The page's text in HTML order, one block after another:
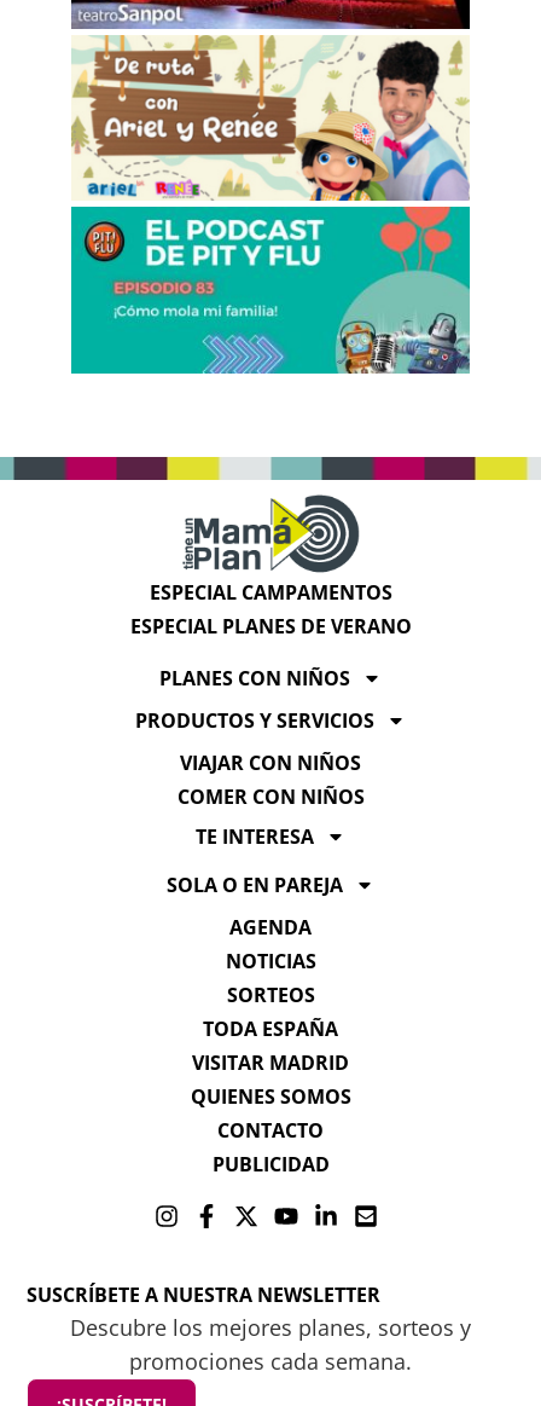
ESPECIAL CAMPAMENTOS
ESPECIAL PLANES DE VERANO
PLANES CON NIÑOS
PRODUCTOS Y SERVICIOS
VIAJAR CON NIÑOS
COMER CON NIÑOS
TE INTERESA
SOLA O EN PAREJA
AGENDA
NOTICIAS
SORTEOS
TODA ESPAÑA
VISITAR MADRID
QUIENES SOMOS
CONTACTO
PUBLICIDAD
SUSCRÍBETE A NUESTRA NEWSLETTER
Descubre los mejores planes, sorteos y
promociones cada semana.